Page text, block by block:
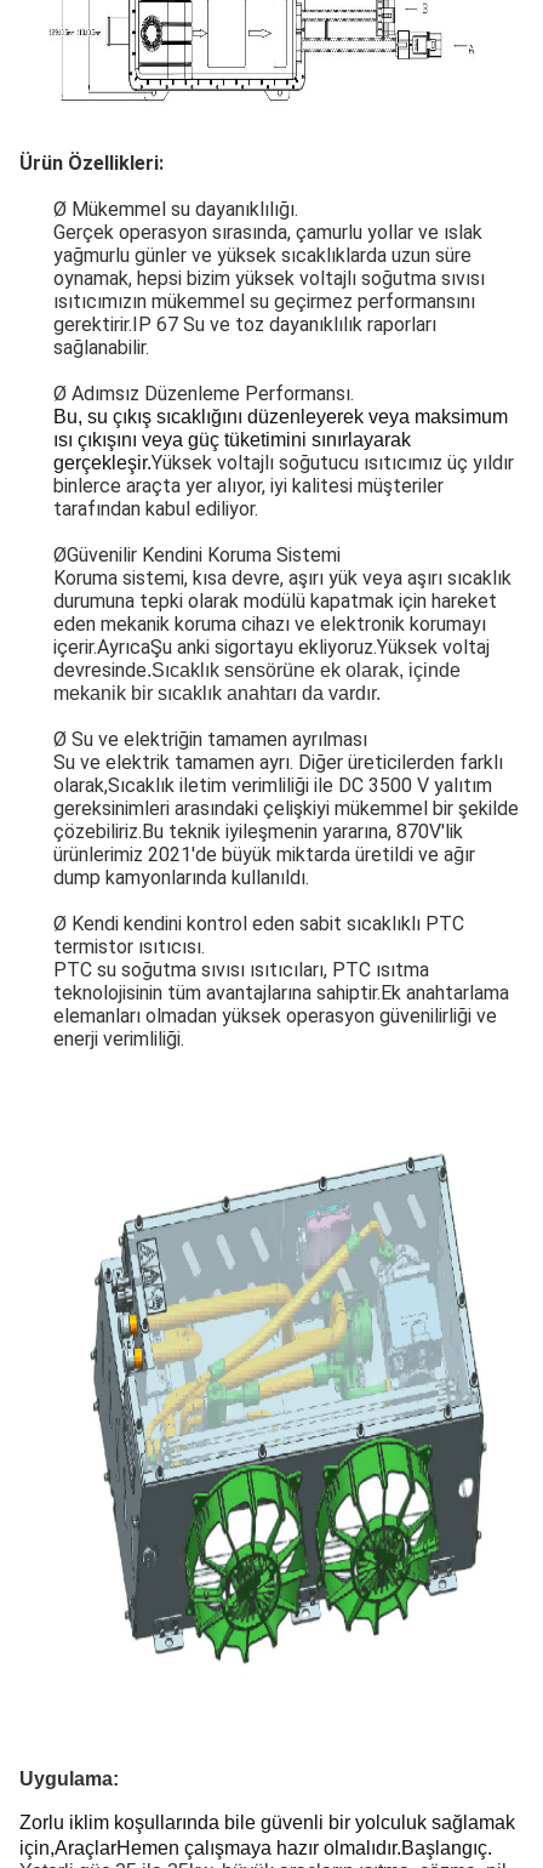
Ürün Özellikleri:
Ø Mükemmel su dayanıklılığı.
Gerçek operasyon sırasında, çamurlu yollar ve ıslak
yağmurlu günler ve yüksek sıcaklıklarda uzun süre
oynamak, hepsi bizim yüksek voltajlı soğutma sıvısı
ısıtıcımızın mükemmel su geçirmez performansını
gerektirir.IP 67 Su ve toz dayanıklılık raporları
sağlanabilir.
Ø Adımsız Düzenleme Performansı.
Bu, su çıkış sıcaklığını düzenleyerek veya maksimum
ısı çıkışını veya güç tüketimini sınırlayarak
gerçekleşir.Yüksek voltajlı soğutucu ısıtıcımız üç yıldır
binlerce araçta yer alıyor, iyi kalitesi müşteriler
tarafından kabul ediliyor.
ØGüvenilir Kendini Koruma Sistemi
Koruma sistemi, kısa devre, aşırı yük veya aşırı sıcaklık
durumuna tepki olarak modülü kapatmak için hareket
eden mekanik koruma cihazı ve elektronik korumayı
içerir.AyrıcaŞu anki sigortayu ekliyoruz.Yüksek voltaj
devresinde.Sıcaklık sensörüne ek olarak, içinde
mekanik bir sıcaklık anahtarı da vardır.
Ø Su ve elektriğin tamamen ayrılması
Su ve elektrik tamamen ayrı. Diğer üreticilerden farklı
olarak,Sıcaklık iletim verimliliği ile DC 3500 V yalıtım
gereksinimleri arasındaki çelişkiyi mükemmel bir şekilde
çözebiliriz.Bu teknik iyileşmenin yararına, 870V'lik
ürünlerimiz 2021'de büyük miktarda üretildi ve ağır
dump kamyonlarında kullanıldı.
Ø Kendi kendini kontrol eden sabit sıcaklıklı PTC
termistor ısıtıcısı.
PTC su soğutma sıvısı ısıtıcıları, PTC ısıtma
teknolojisinin tüm avantajlarına sahiptir.Ek anahtarlama
elemanları olmadan yüksek operasyon güvenilirliği ve
enerji verimliliği.
Uygulama:
Zorlu iklim koşullarında bile güvenli bir yolculuk sağlamak
için,AraçlarHemen çalışmaya hazır olmalıdır.Başlangıç.